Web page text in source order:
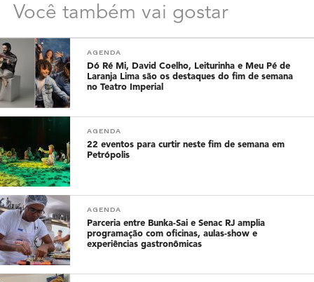
Você também vai gostar
AGENDA
Dó Ré Mi, David Coelho, Leiturinha e Meu Pé de
Laranja Lima são os destaques do fim de semana
no Teatro Imperial
AGENDA
22 eventos para curtir neste fim de semana em
Petrópolis
AGENDA
Parceria entre Bunka-Sai e Senac RJ amplia
programação com oficinas, aulas-show e
experiências gastronômicas